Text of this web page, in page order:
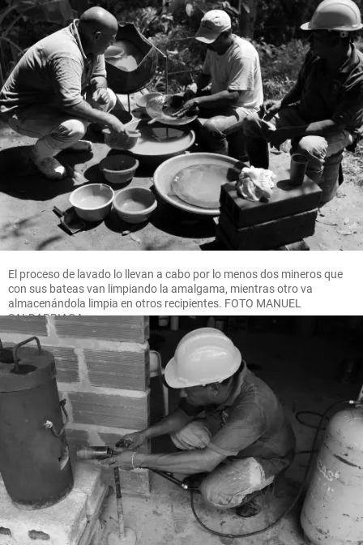
El proceso de lavado lo llevan a cabo por lo menos dos mineros que
con sus bateas van limpiando la amalgama, mientras otro va
almacenándola limpia en otros recipientes. FOTO MANUEL
SALDARRIAGA